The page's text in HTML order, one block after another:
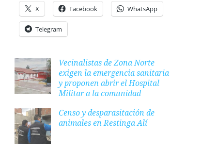
X Facebook WhatsApp
Telegram
Vecinalistas de Zona Norte
exigen la emergencia sanitaria
y proponen abrir el Hospital
Militar a la comunidad
Censo y desparasitación de
animales en Restinga Alí